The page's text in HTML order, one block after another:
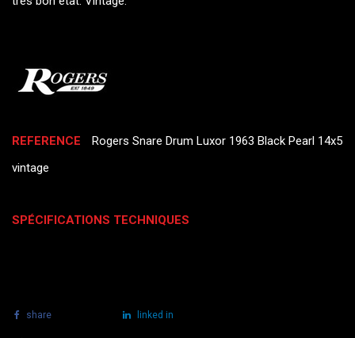
REFERENCE
Rogers Snare Drum Luxor 1963 Black Pearl 14x5
vintage
SPÉCIFICATIONS TECHNIQUES
share linked in